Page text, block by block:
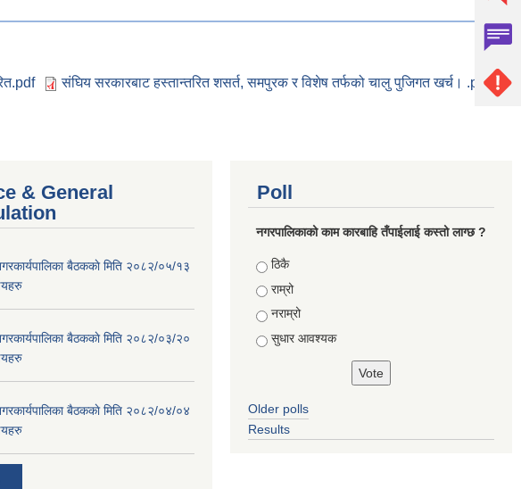
संघिय सरकारबाट हस्तान्तरित शसर्त, समपुरक र विशेष तर्फको चालु पुजिगत खर्च। .pdf
& General
बैठककाे मिति २०८२/०५/१३
बैठककाे मिति २०८२/०३/२०
बैठककाे मिति २०८२/०४/०४
Poll
नगरपालिकाको काम कारबाहि तँपाईलाई कस्तो लाग्छ ?
Choices
ठिकै
राम्रो
नराम्रो
सुधार आवश्यक
Older polls
Results